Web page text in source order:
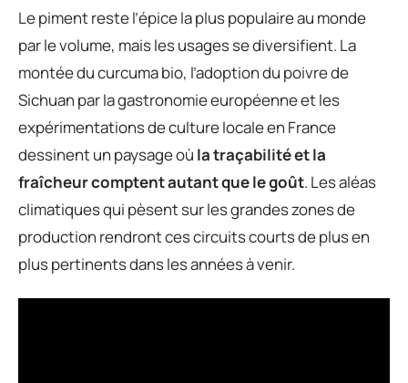
Le piment reste l’épice la plus populaire au monde
par le volume, mais les usages se diversifient. La
montée du curcuma bio, l’adoption du poivre de
Sichuan par la gastronomie européenne et les
expérimentations de culture locale en France
dessinent un paysage où la traçabilité et la
fraîcheur comptent autant que le goût. Les aléas
climatiques qui pèsent sur les grandes zones de
production rendront ces circuits courts de plus en
plus pertinents dans les années à venir.